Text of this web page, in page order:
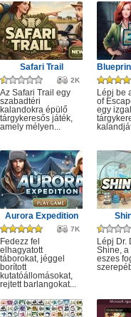
Safari Trail
2K
Az Safari Trail egy
szabadtéri
kalandokra épülő
tárgykeresős játék,
amely mélyen...
Lépj be
of
egy
Aurora Expedition
7K
Fedezz fel
elhagyatott
táborokat, jéggel
borított
kutatóállomásokat,
rejtett barlangokat...
Lépj Dr.
Shine, a
eszes